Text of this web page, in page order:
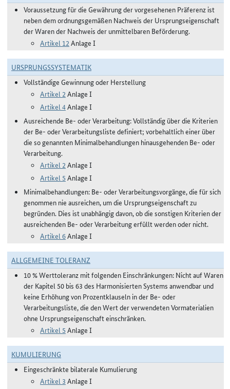
Voraussetzung für die Gewährung der vorgesehenen Präferenz ist
neben dem ordnungsgemäßen Nachweis der Ursprungseigenschaft
der Waren der Nachweis der unmittelbaren Beförderung.
Artikel 12 Anlage I
URSPRUNGSSYSTEMATIK
Vollständige Gewinnung oder Herstellung
Artikel 2 Anlage I
Artikel 4Anlage I
Ausreichende Be- oder Verarbeitung: Vollständig über die Kriterien
der Be- oder Verarbeitungsliste definiert; vorbehaltlich einer über
die so genannten Minimalbehandlungen hinausgehenden Be- oder
Verarbeitung.
Artikel 2 Anlage I
Artikel 5 Anlage I
Minimalbehandlungen: Be- oder Verarbeitungsvorgänge, die für sich
genommen nie ausreichen, um die Ursprungseigenschaft zu
begründen. Dies ist unabhängig davon, ob die sonstigen Kriterien der
ausreichenden Be- oder Verarbeitung erfüllt werden oder nicht.
Artikel 6Anlage I
ALLGEMEINE TOLERANZ
10 % Werttoleranz mit folgenden Einschränkungen: Nicht auf Waren
der Kapitel 50 bis 63 des Harmonisierten Systems anwendbar und
keine Erhöhung von Prozentklauseln in der Be- oder
Verarbeitungsliste, die den Wert der verwendeten Vormaterialien
ohne Ursprungseigenschaft einschränken.
Artikel 5 Anlage I
KUMULIERUNG
Eingeschränkte bilaterale Kumulierung
Artikel 3 Anlage I